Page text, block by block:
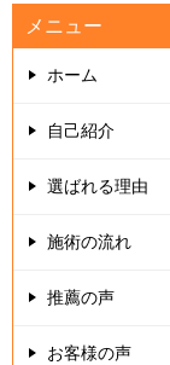
メニュー
ホーム
自己紹介
選ばれる理由
施術の流れ
推薦の声
お客様の声